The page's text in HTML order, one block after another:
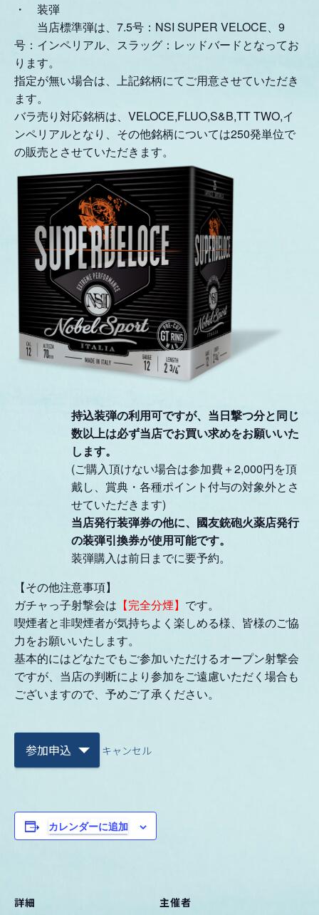
・ 装弾
当店標準弾は、7.5号：NSI SUPER VELOCE、9
号：インペリアル、スラッグ：レッドバードとなってお
ります。
指定が無い場合は、上記銘柄にてご用意させていただき
ます。
バラ売り対応銘柄は、VELOCE,FLUO,S&B,TT TWO,イ
ンペリアルとなり、その他銘柄については250発単位で
の販売とさせていただきます。
持込装弾の利用可ですが、当日撃つ分と同じ
数以上は必ず当店でお買い求めをお願いいた
します。
(ご購入頂けない場合は参加費＋2,000円を頂
戴し、賞典・各種ポイント付与の対象外とさ
せていただきます)
当店発行装弾券の他に、國友銃砲火薬店発行
の装弾引換券が使用可能です。
装弾購入は前日までに要予約。
【その他注意事項】
ガチャっ子射撃会は 【完全分煙】 です。
喫煙者と非喫煙者が気持ちよく楽しめる様、皆様のご協
力をお願いいたします。
基本的にはどなたでもご参加いただけるオープン射撃会
ですが、当店の判断により参加をご遠慮いただく場合も
ございますので、予めご了承ください。
参加申込 キャンセル
カレンダーに追加
詳細
主催者